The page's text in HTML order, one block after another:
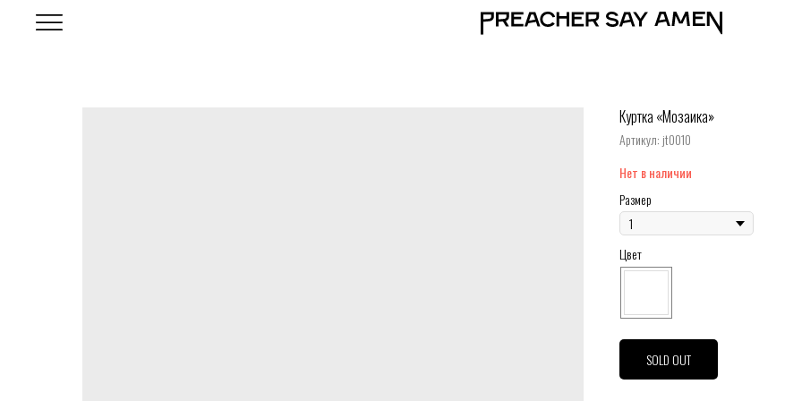
Куртка «Мозаика»
Артикул: jt0010
Нет в наличии
Размер
Цвет
SOLD OUT